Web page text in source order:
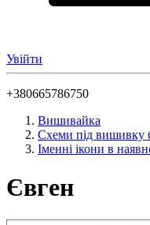
Увійти
+380665786750
Вишивайка
Схеми під вишивку
Іменні ікони в
Євген